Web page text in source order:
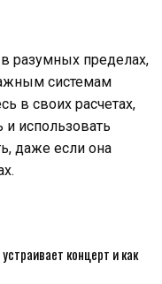
в разумных пределах,
системам
в своих расчетах,
использовать
даже если она
концерт и как